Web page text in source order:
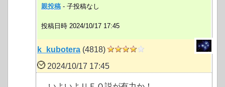
親投稿 - 子投稿なし
投稿日時 2024/10/17 17:45
k_kubotera (4818)
2024/10/17 17:45